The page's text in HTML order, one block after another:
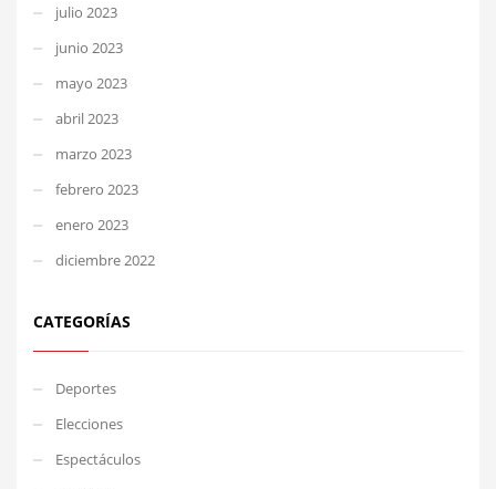
julio 2023
junio 2023
mayo 2023
abril 2023
marzo 2023
febrero 2023
enero 2023
diciembre 2022
CATEGORÍAS
Deportes
Elecciones
Espectáculos